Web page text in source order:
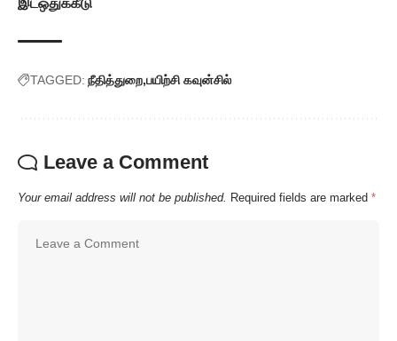
TAGGED: நீதித்துறை பயிற்சி கவுன்சில்
Leave a Comment
Your email address will not be published. Required fields are marked *